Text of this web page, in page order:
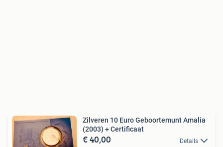
Zilveren 10 Euro Geboortemunt Amalia
(2003) + Certificaat
€ 40,00 Details